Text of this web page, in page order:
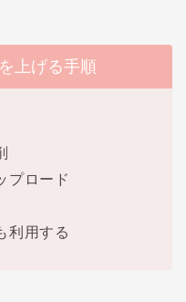
上げる手順
プロード
利用する